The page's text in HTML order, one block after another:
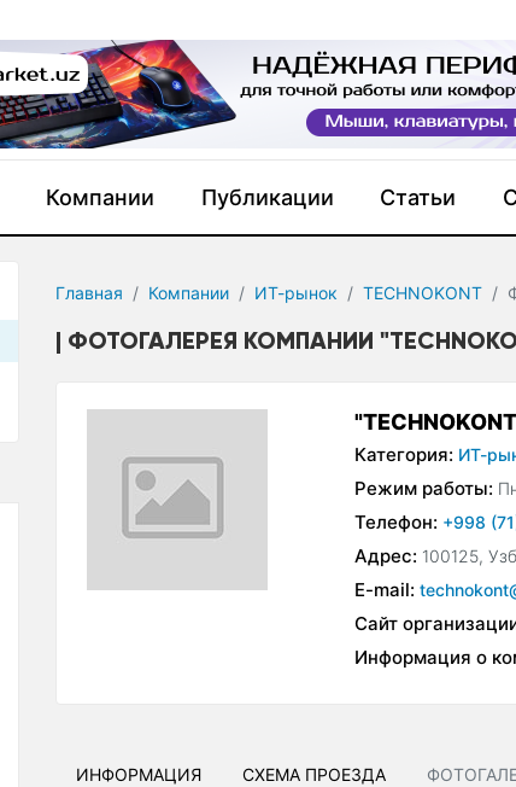
Компании Публикации Статьи
Главная Компании ИТ-рынок TECHNOKONT
ФОТОГАЛЕРЕЯ КОМПАНИИ
Категория: ИТ-
Режим работы:
Телефон: +998
Адрес: 100125,
E-mail:
Сайт
Информация о
ИНФОРМАЦИЯ СХЕМА ПРОЕЗДА